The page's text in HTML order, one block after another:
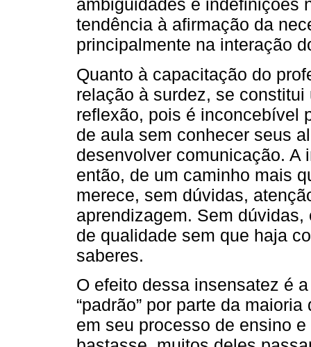
ambiguidades e indefinições
tendência à afirmação da
principalmente na interação
Quanto à capacitação do
relação à surdez, se
reflexão, pois é inconcebível
de aula sem conhecer seus
desenvolver comunicação. A
então, de um caminho mais
merece, sem dúvidas,
aprendizagem. Sem
de qualidade sem que haja
saberes.
O efeito dessa insensatez é
“padrão” por parte da
em seu processo de ensino